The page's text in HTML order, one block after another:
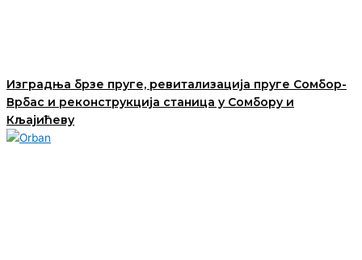
Изградња брзе пруге, ревитализација пруге Сомбор-
Врбас и реконструкција станица у Сомбору и
Кљајићеву